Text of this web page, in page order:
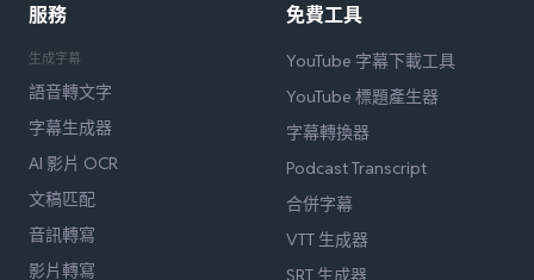
服務
生成字幕
語音轉文字
字幕生成器
AI 影片 OCR
文稿匹配
音訊轉寫
影片轉寫
免費工具
YouTube 字幕下載工具
YouTube 標題產生器
字幕轉換器
Podcast Transcript
合併字幕
VTT 生成器
SRT 生成器